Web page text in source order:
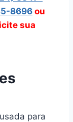
8696ou
sua
para